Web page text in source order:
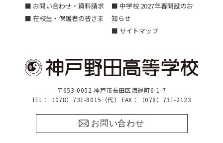
■ お問い合わせ・資料請求
■ 在校生・保護者の皆さま
■ 中学校 2027年春開設のお
知らせ
■ サイトマップ
〒653-0052 神戸市長田区海運町6-1-7
TEL：（078）731-8015（代） FAX：（078）731-2123
お問い合わせ